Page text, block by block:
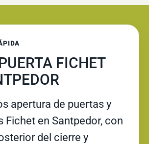
FICHET
apertura de puertas y
Fichet en Santpedor, con
del cierre y